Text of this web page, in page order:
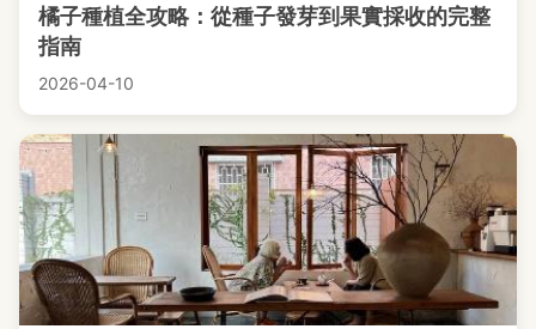
橘子種植全攻略：從種子發芽到果實採收的完整
指南
2026-04-10